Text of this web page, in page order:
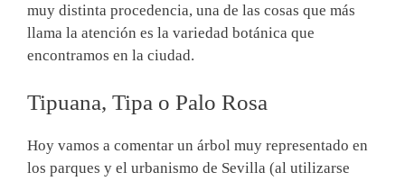
muy distinta procedencia, una de las cosas que más
llama la atención es la variedad botánica que
encontramos en la ciudad.
Tipuana, Tipa o Palo Rosa
Hoy vamos a comentar un árbol muy representado en
los parques y el urbanismo de Sevilla (al utilizarse